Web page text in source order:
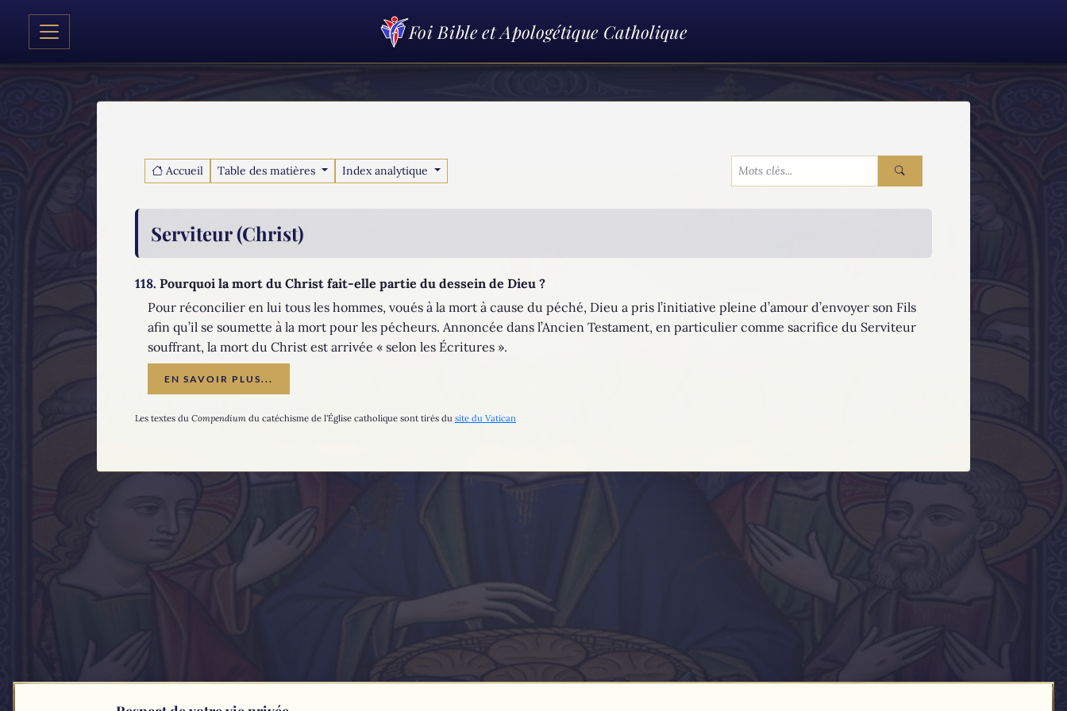
Foi Bible et Apologétique Catholique
Accueil Table des matières Index analytique
Serviteur (Christ)
118. Pourquoi la mort du Christ fait-elle partie du dessein de Dieu ?
Pour réconcilier en lui tous les hommes, voués à la mort à cause du péché, Dieu a pris l’initiative pleine d’amour d’envoyer son Fils
afin qu’il se soumette à la mort pour les pécheurs. Annoncée dans l’Ancien Testament, en particulier comme sacrifice du Serviteur
souffrant, la mort du Christ est arrivée « selon les Écritures ».
EN SAVOIR PLUS...
Les textes du Compendium du catéchisme de l'Église catholique sont tirés du site du Vatican